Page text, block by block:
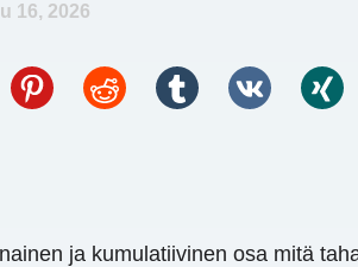
16, 2026
ja kumulatiivinen osa mitä